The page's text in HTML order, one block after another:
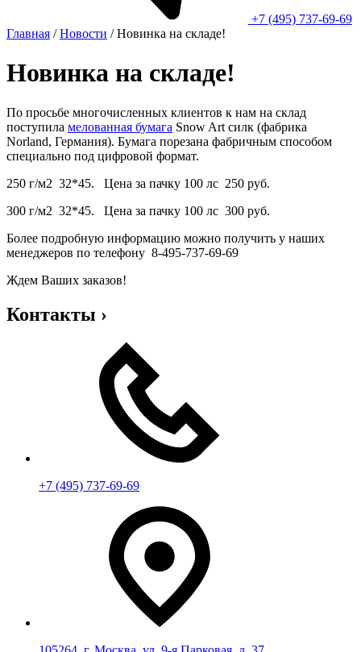
+7 (495) 737-69-69
Главная / Новости / Новинка на складе!
Новинка на складе!
По просьбе многочисленных клиентов к нам на склад
поступила мелованная бумага Snow Art силк (фабрика
Norland, Германия). Бумага порезана фабричным способом
специально под цифровой формат.
250 г/м2 32*45. Цена за пачку 100 лс 250 руб.
300 г/м2 32*45. Цена за пачку 100 лс 300 руб.
Более подробную информацию можно получить у наших
менеджеров по телефону 8-495-737-69-69
Ждем Ваших заказов!
Контакты ›
+7 (495) 737-69-69